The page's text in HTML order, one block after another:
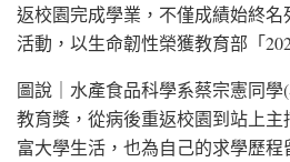
返校園完成學業，不僅成績始終
活動，以生命韌性榮獲教育部「
圖說｜水產食品科學系蔡宗憲同學
教育獎，從病後重返校園到站上
富大學生活，也為自己的求學歷